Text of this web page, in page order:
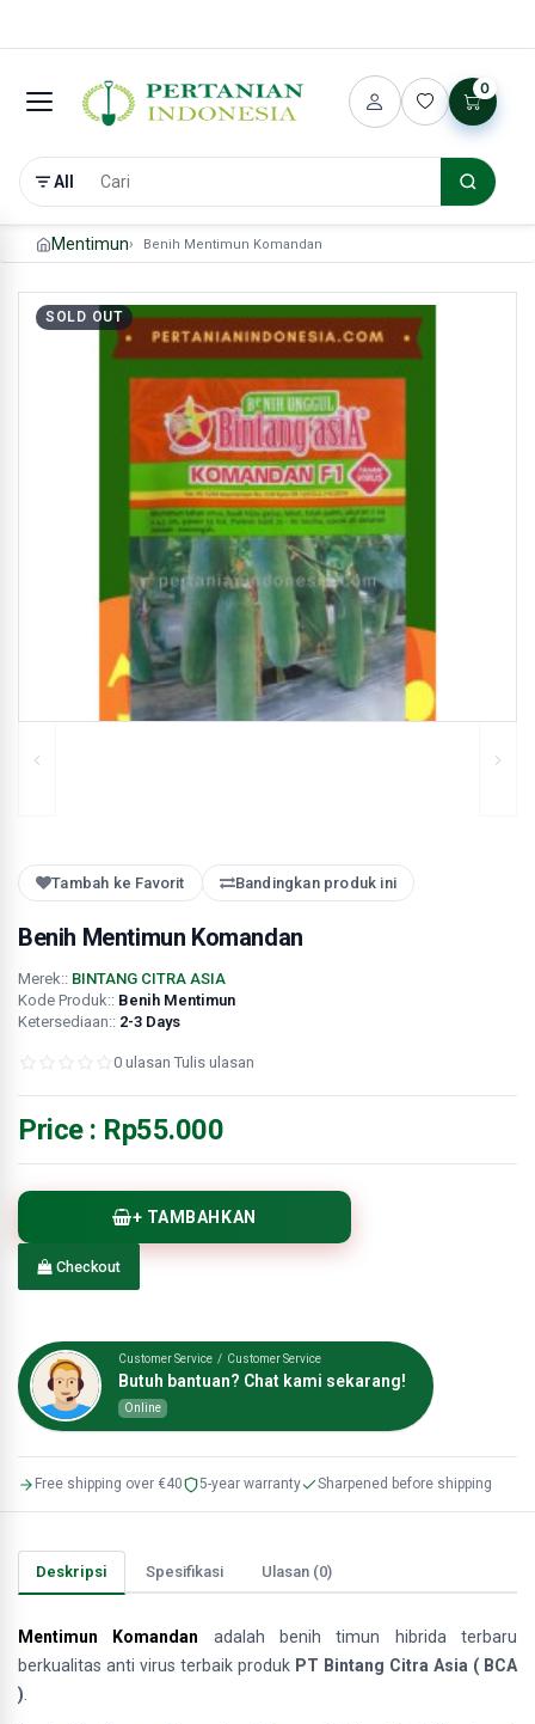
All
0
Mentimun Benih Mentimun Komandan
SOLD OUT
Tambah ke Favorit Bandingkan produk ini
Benih Mentimun Komandan
Merek:: BINTANG CITRA ASIA
Kode Produk:: Benih Mentimun
Ketersediaan:: 2-3 Days
0 ulasan Tulis ulasan
Price : Rp55.000
+ TAMBAHKAN
Checkout
Customer Service / Customer Service
Butuh bantuan? Chat kami sekarang!
Online
Free shipping over €40 5-year warranty Sharpened before shipping
Deskripsi Spesifikasi Ulasan (0)
Mentimun Komandan adalah benih timun hibrida terbaru
berkualitas anti virus terbaik produk PT Bintang Citra Asia ( BCA
)